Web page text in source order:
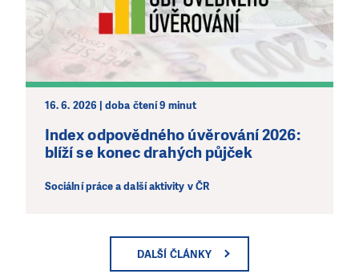
16. 6. 2026 | doba čtení 9 minut
Index odpovědného úvěrování 2026:
blíží se konec drahých půjček
Sociální práce a další aktivity v ČR
DALŠÍ ČLÁNKY